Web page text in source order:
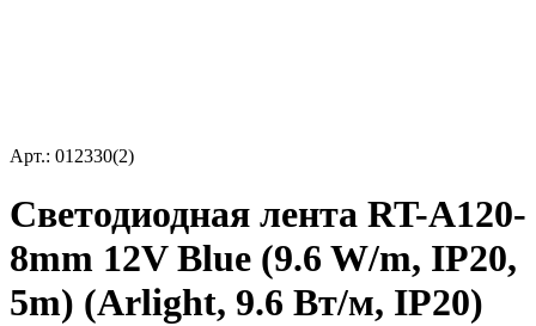
Арт.: 012330(2)
Светодиодная лента RT-A120-
8mm 12V Blue (9.6 W/m, IP20,
5m) (Arlight, 9.6 Вт/м, IP20)